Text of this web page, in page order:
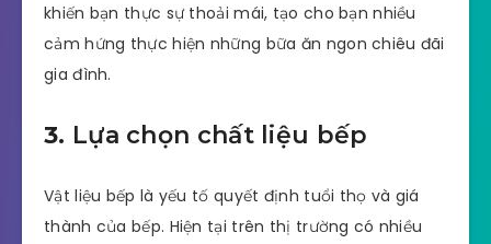
khiến bạn thực sự thoải mái, tạo cho bạn nhiều
cảm hứng thực hiện những bữa ăn ngon chiêu đãi
gia đình.
3. Lựa chọn chất liệu bếp
Vật liệu bếp là yếu tố quyết định tuổi thọ và giá
thành của bếp. Hiện tại trên thị trường có nhiều